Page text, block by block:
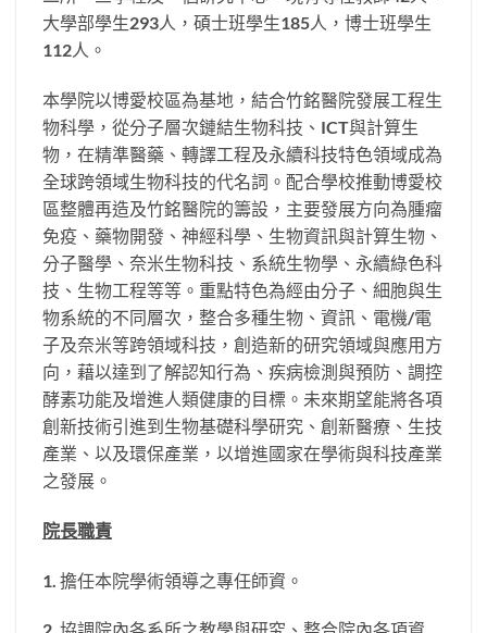
大學部學生293人，碩士班學生185人，博士班學生
112人。
本學院以博愛校區為基地，結合竹銘醫院發展工程生
物科學，從分子層次鏈結生物科技、ICT與計算生
物，在精準醫藥、轉譯工程及永續科技特色領域成為
全球跨領域生物科技的代名詞。配合學校推動博愛校
區整體再造及竹銘醫院的籌設，主要發展方向為腫瘤
免疫、藥物開發、神經科學、生物資訊與計算生物、
分子醫學、奈米生物科技、系統生物學、永續綠色科
技、生物工程等等。重點特色為經由分子、細胞與生
物系統的不同層次，整合多種生物、資訊、電機/電
子及奈米等跨領域科技，創造新的研究領域與應用方
向，藉以達到了解認知行為、疾病檢測與預防、調控
酵素功能及增進人類健康的目標。未來期望能將各項
創新技術引進到生物基礎科學研究、創新醫療、生技
產業、以及環保產業，以增進國家在學術與科技產業
之發展。
院長職責
1. 擔任本院學術領導之專任師資。